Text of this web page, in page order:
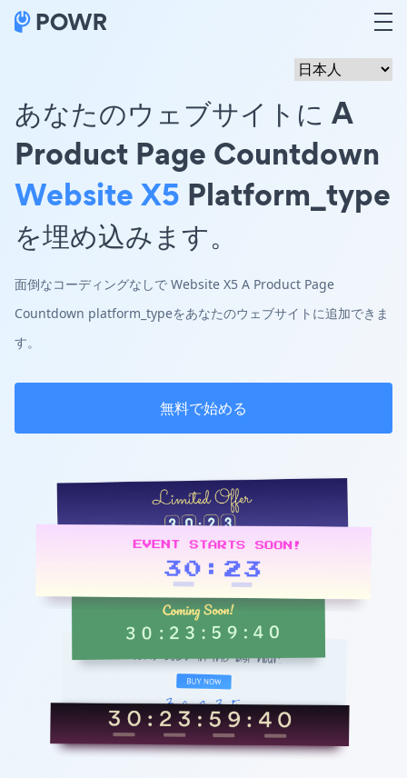
あなたのウェブサイトに A
Product Page Countdown
Website X5 Platform_type
を埋め込みます。
面倒なコーディングなしで Website X5 A Product Page
Countdown platform_typeをあなたのウェブサイトに追加できま
す。
無料で始める